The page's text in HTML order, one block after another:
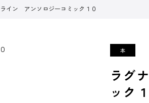
イン アンソロジーコミック１０
ラグ
ック